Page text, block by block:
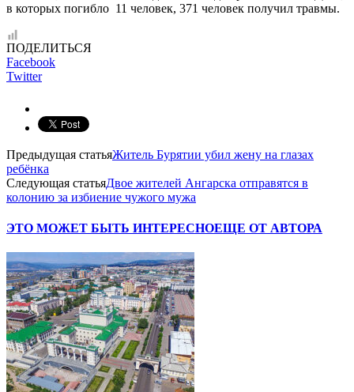
в которых погибло 11 человек, 371 человек получил травмы.
ПОДЕЛИТЬСЯ
Facebook
Twitter
Предыдущая статьяЖитель Бурятии убил жену на глазах
ребёнка
Следующая статьяДвое жителей Ангарска отправятся в
колонию за избиение чужого мужа
ЭТО МОЖЕТ БЫТЬ ИНТЕРЕСНОЕЩЕ ОТ АВТОРА